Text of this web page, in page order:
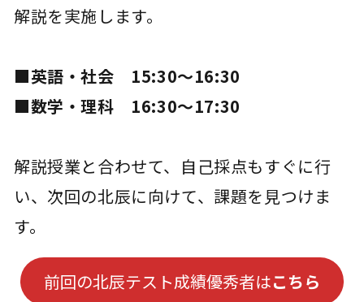
解説を実施します。
■英語・社会 15:30～16:30
■数学・理科 16:30～17:30
解説授業と合わせて、自己採点もすぐに行
い、次回の北辰に向けて、課題を見つけま
す。
前回の北辰テスト成績優秀者はこちら